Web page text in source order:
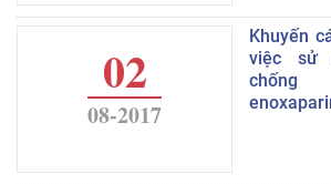
02
08-2017
Khuyến
việc sử